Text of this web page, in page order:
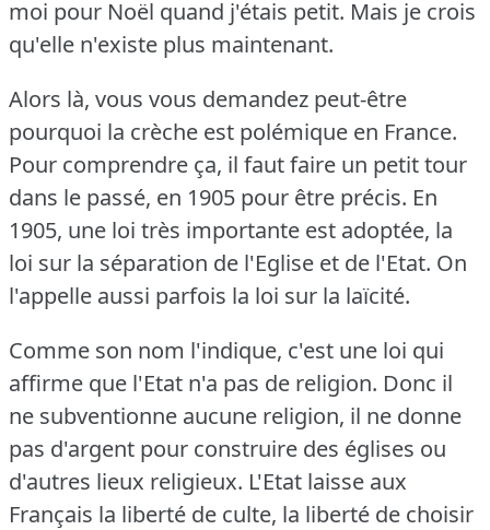
moi pour Noël quand j'étais petit. Mais je crois
qu'elle n'existe plus maintenant.
Alors là, vous vous demandez peut-être
pourquoi la crèche est polémique en France.
Pour comprendre ça, il faut faire un petit tour
dans le passé, en 1905 pour être précis. En
1905, une loi très importante est adoptée, la
loi sur la séparation de l'Eglise et de l'Etat. On
l'appelle aussi parfois la loi sur la laïcité.
Comme son nom l'indique, c'est une loi qui
affirme que l'Etat n'a pas de religion. Donc il
ne subventionne aucune religion, il ne donne
pas d'argent pour construire des églises ou
d'autres lieux religieux. L'Etat laisse aux
Français la liberté de culte, la liberté de choisir